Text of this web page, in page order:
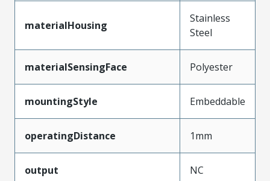
materialHousing
Stainless
Steel
materialSensingFace Polyester
mountingStyle Embeddable
operatingDistance 1mm
output NC